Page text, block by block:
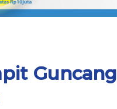
Guncang